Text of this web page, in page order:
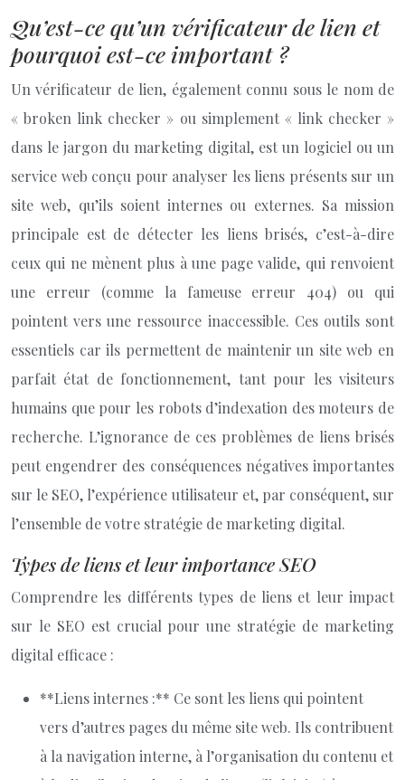
Qu’est-ce qu’un vérificateur de lien et
pourquoi est-ce important ?
Un vérificateur de lien, également connu sous le nom de
« broken link checker » ou simplement « link checker »
dans le jargon du marketing digital, est un logiciel ou un
service web conçu pour analyser les liens présents sur un
site web, qu’ils soient internes ou externes. Sa mission
principale est de détecter les liens brisés, c’est-à-dire
ceux qui ne mènent plus à une page valide, qui renvoient
une erreur (comme la fameuse erreur 404) ou qui
pointent vers une ressource inaccessible. Ces outils sont
essentiels car ils permettent de maintenir un site web en
parfait état de fonctionnement, tant pour les visiteurs
humains que pour les robots d’indexation des moteurs de
recherche. L’ignorance de ces problèmes de liens brisés
peut engendrer des conséquences négatives importantes
sur le SEO, l’expérience utilisateur et, par conséquent, sur
l’ensemble de votre stratégie de marketing digital.
Types de liens et leur importance SEO
Comprendre les différents types de liens et leur impact
sur le SEO est crucial pour une stratégie de marketing
digital efficace :
**Liens internes :** Ce sont les liens qui pointent
vers d’autres pages du même site web. Ils contribuent
à la navigation interne, à l’organisation du contenu et